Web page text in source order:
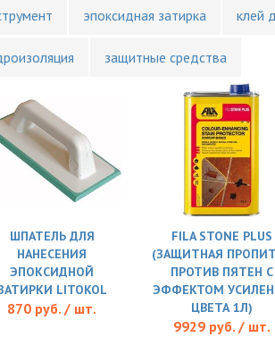
эпоксидная затирка клей
защитные средства
ШПАТЕЛЬ ДЛЯ
НАНЕСЕНИЯ
ЭПОКСИДНОЙ
LITOKOL
870 руб. / шт.
FILA STONE PLUS
(ЗАЩИТНАЯ
ПРОТИВ ПЯТЕН С
ЭФФЕКТОМ
ЦВЕТА 1Л)
9929 руб. / шт.